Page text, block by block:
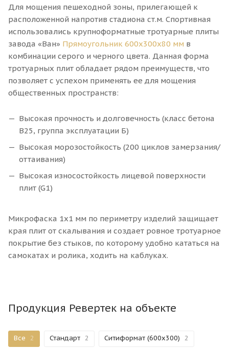
Для мощения пешеходной зоны, прилегающей к
расположенной напротив стадиона ст.м. Спортивная
использовались крупноформатные тротуарные плиты
завода «Ван» Прямоугольник 600х300х80 мм в
комбинации серого и черного цвета. Данная форма
тротуарных плит обладает рядом преимуществ, что
позволяет с успехом применять ее для мощения
общественных пространств:
Высокая прочность и долговечность (класс бетона
В25, группа эксплуатации Б)
Высокая морозостойкость (200 циклов замерзания/
оттаивания)
Высокая износостойкость лицевой поверхности
плит (G1)
Микрофаска 1х1 мм по периметру изделий защищает
края плит от скалывания и создает ровное тротуарное
покрытие без стыков, по которому удобно кататься на
самокатах и ролика, ходить на каблуках.
Продукция Ревертек на объекте
Все 2 Стандарт 2 Ситиформат (600х300) 2